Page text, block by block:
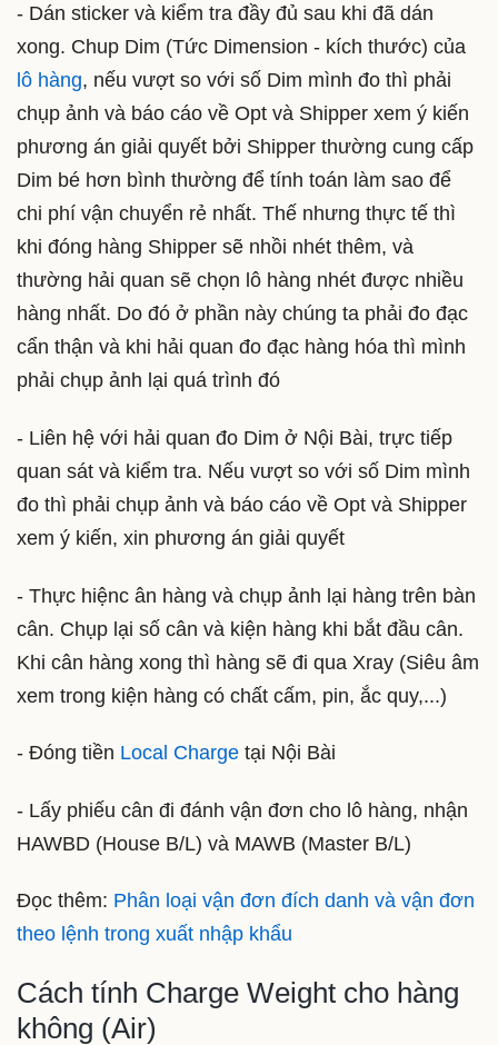
- Dán sticker và kiểm tra đầy đủ sau khi đã dán
xong. Chup Dim (Tức Dimension - kích thước) của
lô hàng, nếu vượt so với số Dim mình đo thì phải
chụp ảnh và báo cáo về Opt và Shipper xem ý kiến
phương án giải quyết bởi Shipper thường cung cấp
Dim bé hơn bình thường để tính toán làm sao để
chi phí vận chuyển rẻ nhất. Thế nhưng thực tế thì
khi đóng hàng Shipper sẽ nhồi nhét thêm, và
thường hải quan sẽ chọn lô hàng nhét được nhiều
hàng nhất. Do đó ở phần này chúng ta phải đo đạc
cẩn thận và khi hải quan đo đạc hàng hóa thì mình
phải chụp ảnh lại quá trình đó
- Liên hệ với hải quan đo Dim ở Nội Bài, trực tiếp
quan sát và kiểm tra. Nếu vượt so với số Dim mình
đo thì phải chụp ảnh và báo cáo về Opt và Shipper
xem ý kiến, xin phương án giải quyết
- Thực hiệnc ân hàng và chụp ảnh lại hàng trên bàn
cân. Chụp lại số cân và kiện hàng khi bắt đầu cân.
Khi cân hàng xong thì hàng sẽ đi qua Xray (Siêu âm
xem trong kiện hàng có chất cấm, pin, ắc quy,...)
- Đóng tiền Local Charge tại Nội Bài
- Lấy phiếu cân đi đánh vận đơn cho lô hàng, nhận
HAWBD (House B/L) và MAWB (Master B/L)
Đọc thêm: Phân loại vận đơn đích danh và vận đơn
theo lệnh trong xuất nhập khẩu
Cách tính Charge Weight cho hàng
không (Air)